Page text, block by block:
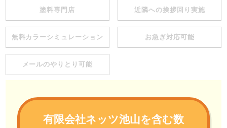
塗料専門店 近隣への挨拶回り実施
無料カラーシミュレーション お急ぎ対応可能
メールのやりとり可能
有限会社ネッツ池山を含む数